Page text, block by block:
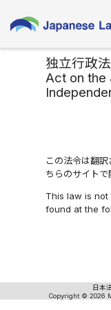
独立行政
Act on the
この法令は翻
ちらのサイト
This law is
found at the
日本
Copyright © 2026